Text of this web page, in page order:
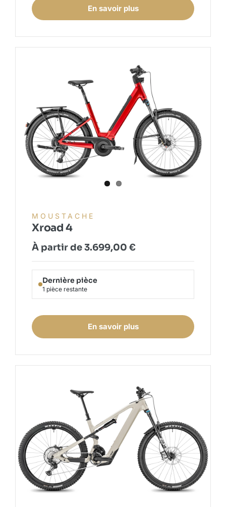
En savoir plus
MOUSTACHE
Xroad 4
À partir de3.699,00 €
Dernière pièce
1 pièce restante
En savoir plus